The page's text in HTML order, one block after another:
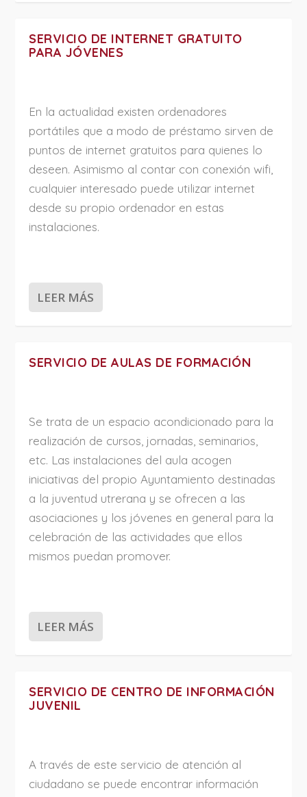
SERVICIO DE INTERNET GRATUITO
PARA JÓVENES
En la actualidad existen ordenadores
portátiles que a modo de préstamo sirven de
puntos de internet gratuitos para quienes lo
deseen. Asimismo al contar con conexión wifi,
cualquier interesado puede utilizar internet
desde su propio ordenador en estas
instalaciones.
LEER MÁS
SERVICIO DE AULAS DE FORMACIÓN
Se trata de un espacio acondicionado para la
realización de cursos, jornadas, seminarios,
etc. Las instalaciones del aula acogen
iniciativas del propio Ayuntamiento destinadas
a la juventud utrerana y se ofrecen a las
asociaciones y los jóvenes en general para la
celebración de las actividades que ellos
mismos puedan promover.
LEER MÁS
SERVICIO DE CENTRO DE INFORMACIÓN
JUVENIL
A través de este servicio de atención al
ciudadano se puede encontrar información